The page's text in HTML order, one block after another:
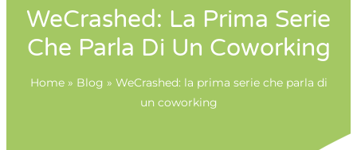
WeCrashed: La Prima Serie
Che Parla Di Un Coworking
Home» Blog » WeCrashed: la prima serie che parla di
un coworking